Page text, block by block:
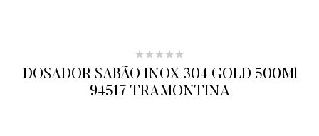
DOSADOR SABÃO INOX 304 GOLD 500Ml
94517 TRAMONTINA